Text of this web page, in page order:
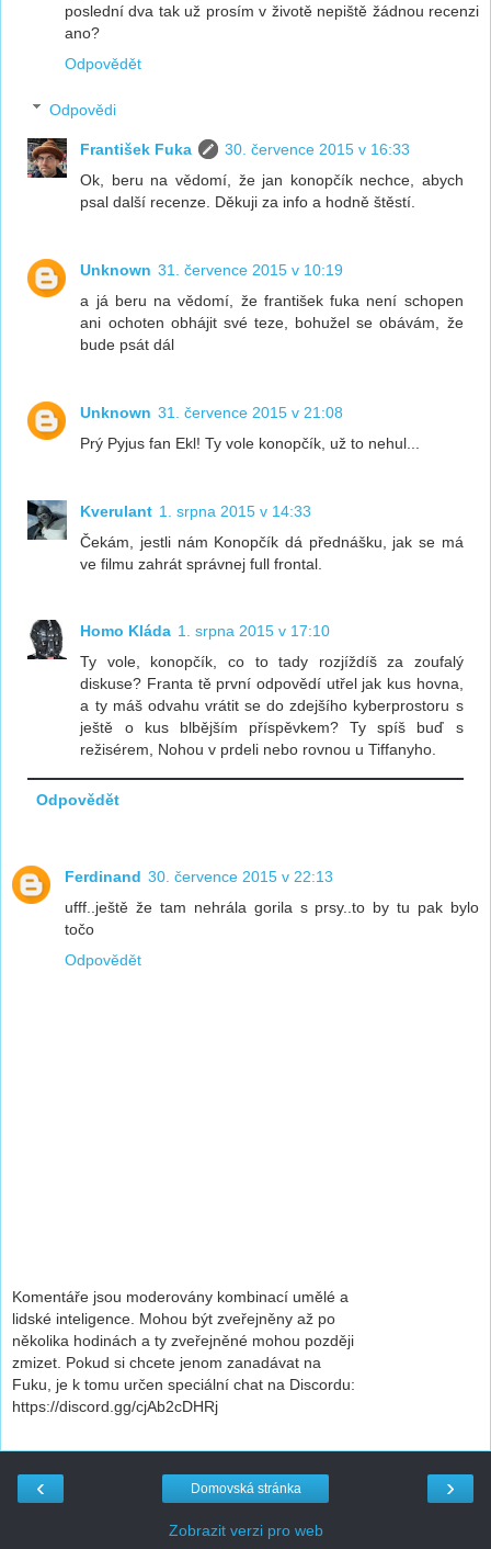
poslední dva tak už prosím v životě nepiště žádnou recenzi
ano?
Odpovědět
Odpovědi
František Fuka
30. července 2015 v 16:33
Ok, beru na vědomí, že jan konopčík nechce, abych
psal další recenze. Děkuji za info a hodně štěstí.
Unknown 31. července 2015 v 10:19
a já beru na vědomí, že františek fuka není schopen
ani ochoten obhájit své teze, bohužel se obávám, že
bude psát dál
Unknown 31. července 2015 v 21:08
Prý Pyjus fan Ekl! Ty vole konopčík, už to nehul...
Kverulant 1. srpna 2015 v 14:33
Čekám, jestli nám Konopčík dá přednášku, jak se má
ve filmu zahrát správnej full frontal.
Homo Kláda 1. srpna 2015 v 17:10
Ty vole, konopčík, co to tady rozjíždíš za zoufalý
diskuse? Franta tě první odpovědí utřel jak kus hovna,
a ty máš odvahu vrátit se do zdejšího kyberprostoru s
ještě o kus blbějším příspěvkem? Ty spíš buď s
režisérem, Nohou v prdeli nebo rovnou u Tiffanyho.
Odpovědět
Ferdinand 30. července 2015 v 22:13
ufff..ještě že tam nehrála gorila s prsy..to by tu pak bylo
točo
Odpovědět
Komentáře jsou moderovány kombinací umělé a
lidské inteligence. Mohou být zveřejněny až po
několika hodinách a ty zveřejněné mohou později
zmizet. Pokud si chcete jenom zanadávat na
Fuku, je k tomu určen speciální chat na Discordu:
https://discord.gg/cjAb2cDHRj
‹ ›
Domovská stránka
Zobrazit verzi pro web